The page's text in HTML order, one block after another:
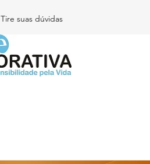
Tire suas dúvidas